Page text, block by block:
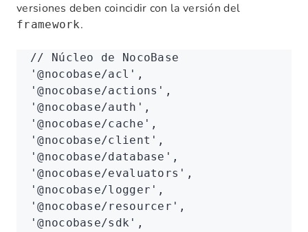
versiones deben coincidir con la versión del
framework.
// Núcleo de NocoBase
'@nocobase/acl' ,
'@nocobase/actions' ,
'@nocobase/auth' ,
'@nocobase/cache' ,
'@nocobase/client' ,
'@nocobase/database' ,
'@nocobase/evaluators' ,
'@nocobase/logger' ,
'@nocobase/resourcer' ,
'@nocobase/sdk' ,